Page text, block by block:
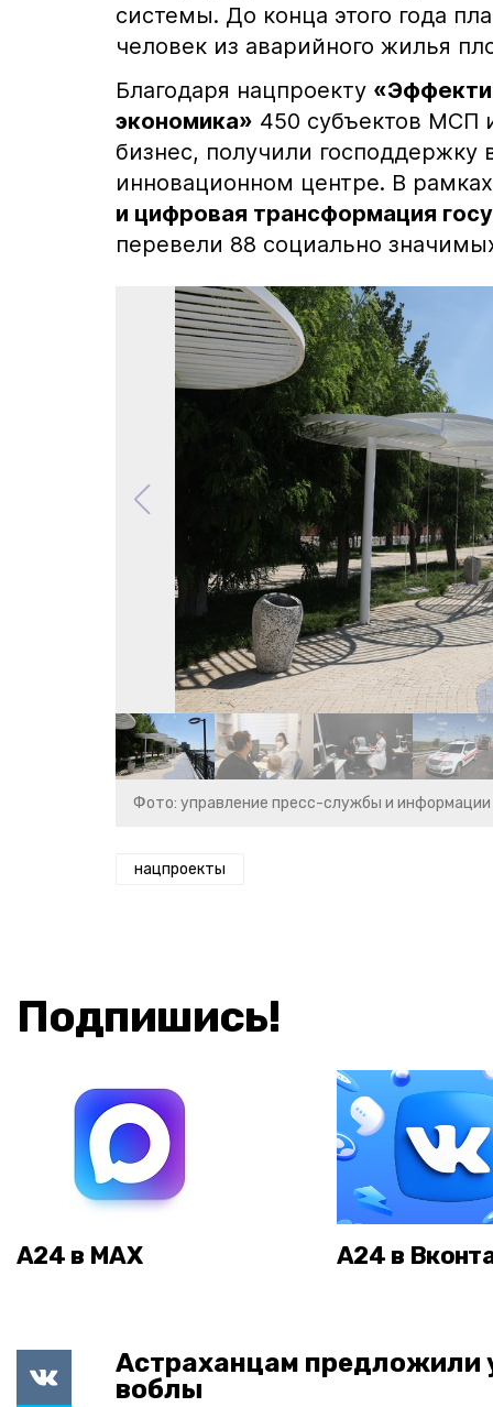
системы. До конца этого года
человек из аварийного жилья
Благодаря нацпроекту
экономика» 450 субъектов МСП
бизнес, получили господдержку
инновационном центре. В
и цифровая трансформация
перевели 88 социально
Фото: управление пресс-службы и
нацпроекты
Подпишись!
А24 в MAX А24 в
Астраханцам предложили
воблы